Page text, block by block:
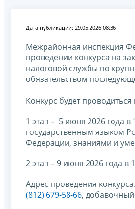
Дата публикации: 29.05.2026 08:36
Межрайонная инспекция
проведении конкурса на
налоговой службы по
обязательством
Конкурс будет проводиться
1 этап – 5 июня 2026 года в
государственным языком
Федерации, знаниями и
2 этап – 9 июня 2026 года в
Адрес проведения
(812) 679-58-66, добавочный